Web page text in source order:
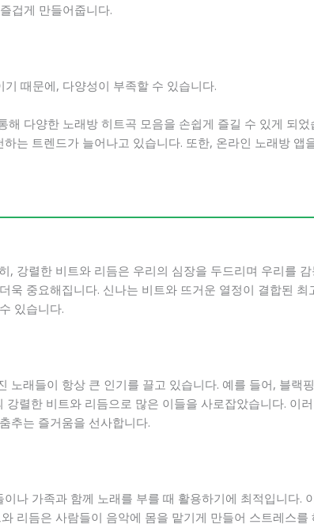
겁게 만들어줍니다.
때문에, 다양성이 부족할 수 있습니다.
다양한 노래방 히트곡 모음을 손쉽게 즐길 수 있게 되
는 트렌드가 늘어나고 있습니다. 또한, 온라인 노래방 앱
, 강렬한 비트와 리듬은 우리의 심장을 두드리며 우리를
욱 중요해집니다. 신나는 비트와 뜨거운 열정이 결합된
있습니다.
노래들이 항상 큰 인기를 끌고 있습니다. 예를 들어, 블랙
강렬한 비트와 리듬으로 많은 이들을 사로잡았습니다. 이
추는 즐거움을 선사합니다.
나 가족과 함께 노래를 부를 때 활용하기에 최적입니다.
리듬은 사람들이 음악에 몸을 맡기게 만들어 스트레스